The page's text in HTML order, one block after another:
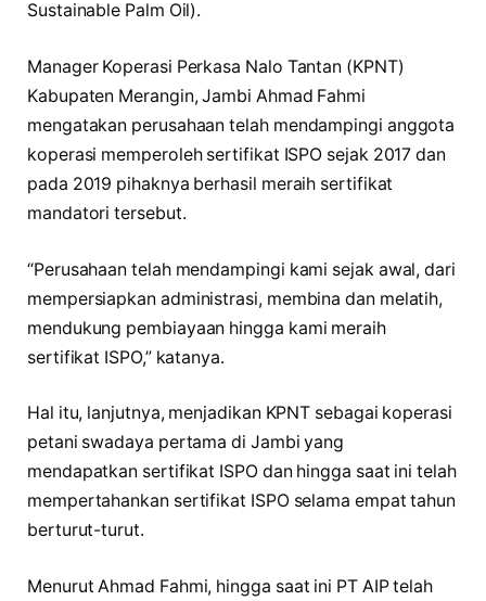
Sustainable Palm Oil).
Manager Koperasi Perkasa Nalo Tantan (KPNT)
Kabupaten Merangin, Jambi Ahmad Fahmi
mengatakan perusahaan telah mendampingi anggota
koperasi memperoleh sertifikat ISPO sejak 2017 dan
pada 2019 pihaknya berhasil meraih sertifikat
mandatori tersebut.
“Perusahaan telah mendampingi kami sejak awal, dari
mempersiapkan administrasi, membina dan melatih,
mendukung pembiayaan hingga kami meraih
sertifikat ISPO,” katanya.
Hal itu, lanjutnya, menjadikan KPNT sebagai koperasi
petani swadaya pertama di Jambi yang
mendapatkan sertifikat ISPO dan hingga saat ini telah
mempertahankan sertifikat ISPO selama empat tahun
berturut-turut.
Menurut Ahmad Fahmi, hingga saat ini PT AIP telah